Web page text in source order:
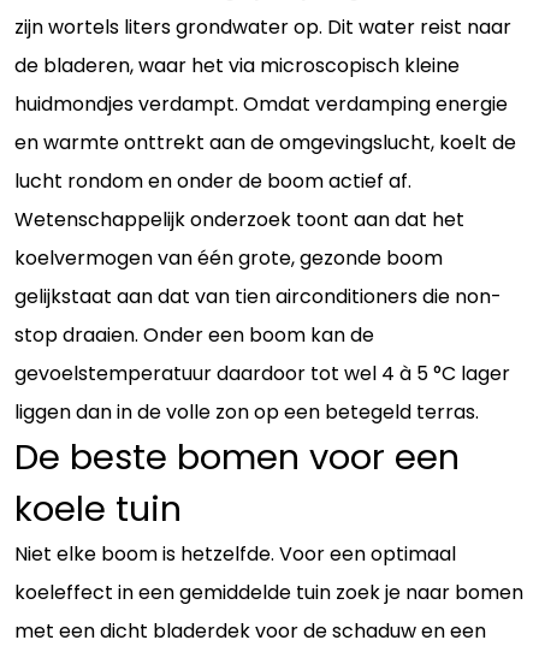
zijn wortels liters grondwater op. Dit water reist naar
de bladeren, waar het via microscopisch kleine
huidmondjes verdampt. Omdat verdamping energie
en warmte onttrekt aan de omgevingslucht, koelt de
lucht rondom en onder de boom actief af.
Wetenschappelijk onderzoek toont aan dat het
koelvermogen van één grote, gezonde boom
gelijkstaat aan dat van tien airconditioners die non-
stop draaien. Onder een boom kan de
gevoelstemperatuur daardoor tot wel 4 à 5 °C lager
liggen dan in de volle zon op een betegeld terras.
De beste bomen voor een
koele tuin
Niet elke boom is hetzelfde. Voor een optimaal
koeleffect in een gemiddelde tuin zoek je naar bomen
met een dicht bladerdek voor de schaduw en een